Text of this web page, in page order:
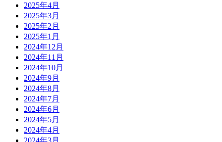
2025年4月
2025年3月
2025年2月
2025年1月
2024年12月
2024年11月
2024年10月
2024年9月
2024年8月
2024年7月
2024年6月
2024年5月
2024年4月
2024年3月